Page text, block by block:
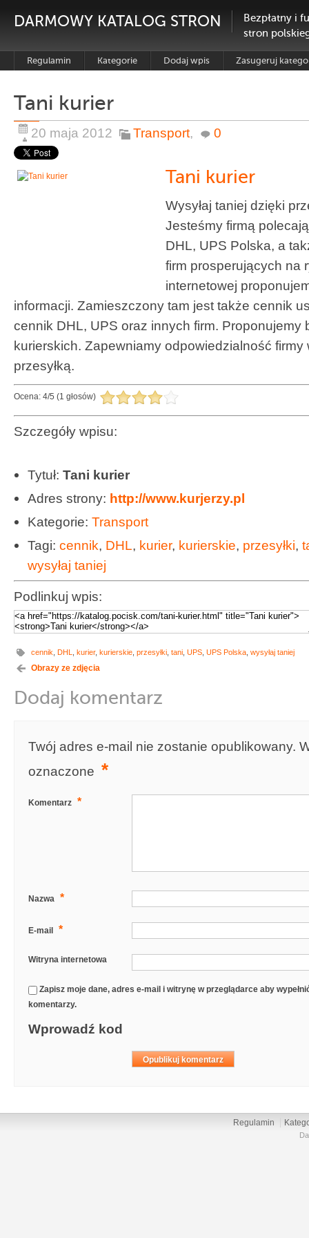
DARMOWY KATALOG STRON
Bezpłatny i
stron
Regulamin Kategorie Dodaj wpis Zasugeruj
Tani kurier
20 maja 2012 Transport, 0
Tani kurier
Wysyłaj taniej dzięki
Jesteśmy firmą
DHL, UPS Polska, a
firm prosperujących na
internetowej
informacji. Zamieszczony tam jest także cennik
cennik DHL, UPS oraz innych firm. Proponujemy
kurierskich. Zapewniamy odpowiedzialność firmy
przesyłką.
Ocena: 4/5 (1 głosów)
Szczegóły wpisu:
Tytuł: Tani kurier
Adres strony: http://www.kurjerzy.pl
Kategorie: Transport
Tagi: cennik, DHL, kurier, kurierskie, przesyłki,
wysyłaj taniej
Podlinkuj wpis:
cennik DHL kurier, kurierskie przesyłki tani UPS UPS Polska wysyłaj taniej
Obrazy ze zdjęcia
Dodaj komentarz
Twój adres e-mail nie zostanie opublikowany.
oznaczone *
Komentarz *
Nazwa *
E-mail *
Witryna internetowa
Zapisz moje dane, adres e-mail i witrynę w przeglądarce aby
komentarzy.
Wprowadź kod
Regulamin